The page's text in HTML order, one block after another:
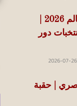
دور
2026-07-26
| حقبة